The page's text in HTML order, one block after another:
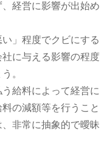
経営に影響が出始め
」程度でクビにする
に与える影響の程度
。
給料によって経営に
の減額等を行うこと
非常に抽象的で曖昧